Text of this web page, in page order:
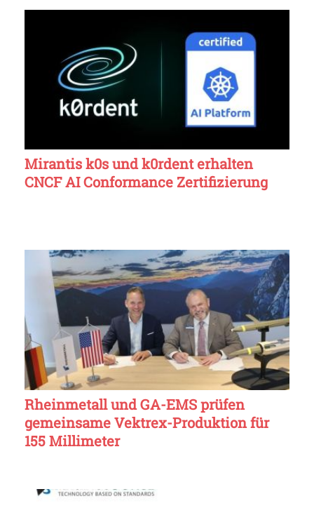
Mirantis k0s und k0rdent erhalten
CNCF AI Conformance Zertifizierung
Rheinmetall und GA-EMS prüfen
gemeinsame Vektrex-Produktion für
155 Millimeter